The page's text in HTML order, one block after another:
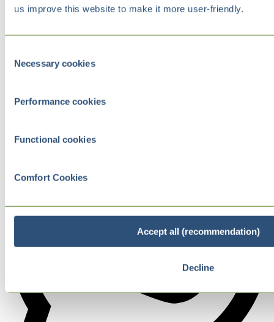
us improve this website to make it more user-friendly.
Selection
Necessary cookies
Performance cookies
Functional cookies
Comfort Cookies
Accept all (recommendation)
Decline